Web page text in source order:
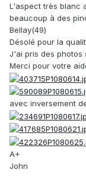
L'aspect très blanc
beaucoup à des
Bellay(49)
Désolé pour la
J'ai pris des photos
Merci pour votre
avec inversement
A+
John